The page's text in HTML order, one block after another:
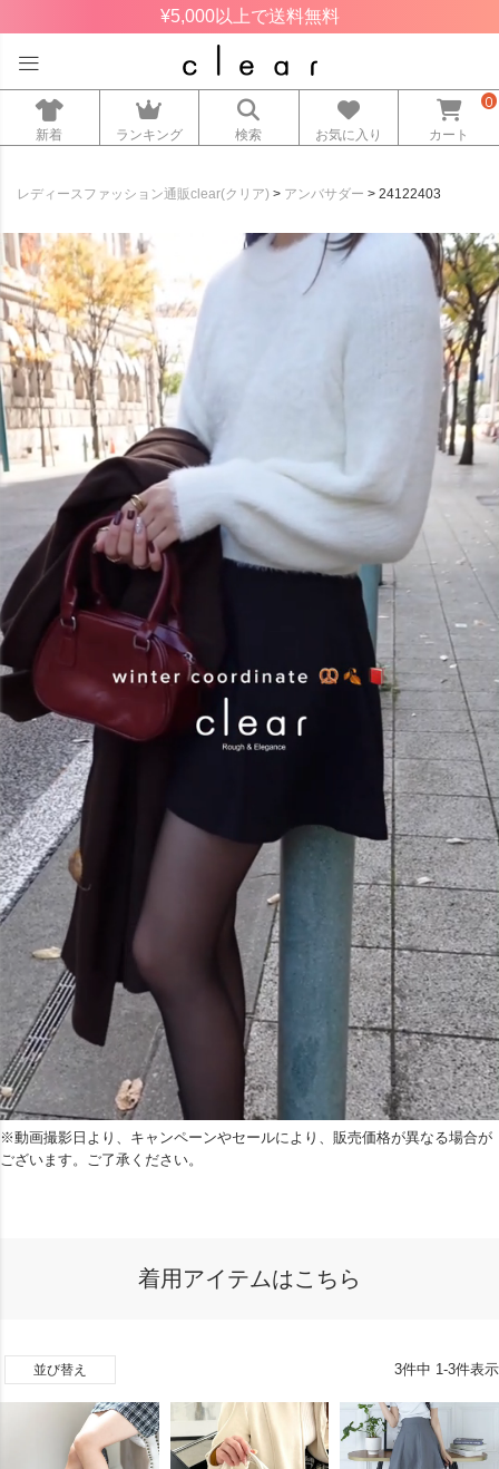
¥5,000以上で送料無料
新着 ランキング 検索 お気に入り カート
0
レディースファッション通販clear(クリア) アンバサダー 24122403
※動画撮影日より、キャンペーンやセールにより、販売価格が異なる場合が
ございます。ご了承ください。
着用アイテムはこちら
並び替え 3件中 1-3件表示